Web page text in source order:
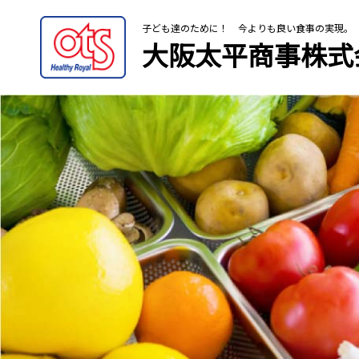
子ども達のために！ 今よりも良い食事の実現。
大阪太平商事株